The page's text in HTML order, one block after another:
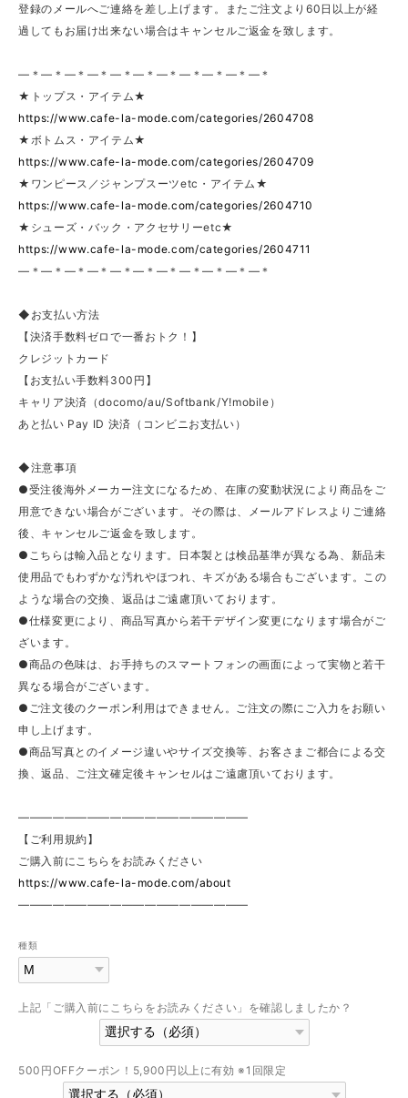
登録のメールへご連絡を差し上げます。またご注文より60日以上が経
過してもお届け出来ない場合はキャンセルご返金を致します。
—＊—＊—＊—＊—＊—＊—＊—＊—＊—＊—＊
★トップス・アイテム★
https://www.cafe-la-mode.com/categories/2604708
★ボトムス・アイテム★
https://www.cafe-la-mode.com/categories/2604709
★ワンピース／ジャンプスーツetc・アイテム★
https://www.cafe-la-mode.com/categories/2604710
★シューズ・バック・アクセサリーetc★
https://www.cafe-la-mode.com/categories/2604711
—＊—＊—＊—＊—＊—＊—＊—＊—＊—＊—＊
◆お支払い方法
【決済手数料ゼロで一番おトク！】
クレジットカード
【お支払い手数料300円】
キャリア決済（docomo/au/Softbank/Y!mobile）
あと払い Pay ID 決済（コンビニお支払い）
◆注意事項
●受注後海外メーカー注文になるため、在庫の変動状況により商品をご
用意できない場合がございます。その際は、メールアドレスよりご連絡
後、キャンセルご返金を致します。
●こちらは輸入品となります。日本製とは検品基準が異なる為、新品未
使用品でもわずかな汚れやほつれ、キズがある場合もございます。この
ような場合の交換、返品はご遠慮頂いております。
●仕様変更により、商品写真から若干デザイン変更になります場合がご
ざいます。
●商品の色味は、お手持ちのスマートフォンの画面によって実物と若干
異なる場合がございます。
●ご注文後のクーポン利用はできません。ご注文の際にご入力をお願い
申し上げます。
●商品写真とのイメージ違いやサイズ交換等、お客さまご都合による交
換、返品、ご注文確定後キャンセルはご遠慮頂いております。
————————————————————
【ご利用規約】
ご購入前にこちらをお読みください
https://www.cafe-la-mode.com/about
————————————————————
種類
上記「ご購入前にこちらをお読みください」を確認しましたか？
500円OFFクーポン！5,900円以上に有効 ※1回限定